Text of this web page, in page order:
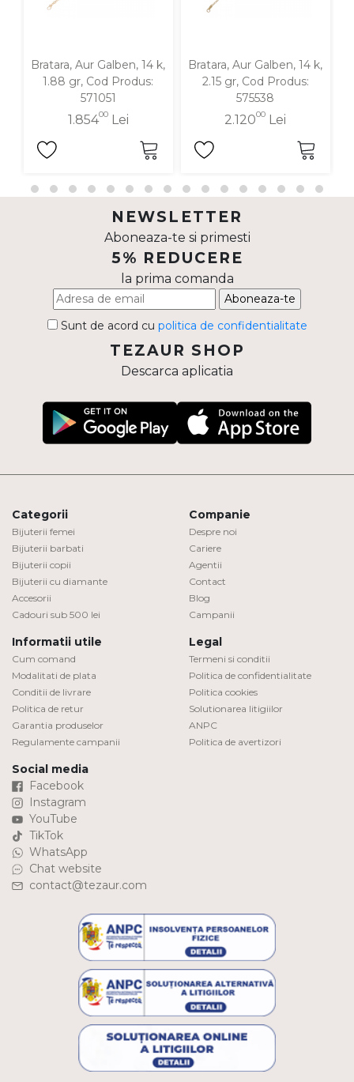
Bratara, Aur Galben, 14 k,
1.88 gr, Cod Produs:
571051
1.85400Lei
Bratara, Aur Galben, 14 k,
2.15 gr, Cod Produs:
575538
2.12000 Lei
NEWSLETTER
Aboneaza-te si primesti
5% REDUCERE
la prima comanda
Aboneaza-te
Sunt de acord cu politica de confidentialitate
TEZAUR SHOP
Descarca aplicatia
Categorii
Bijuterii femei
Bijuterii barbati
Bijuterii copii
Bijuterii cu diamante
Accesorii
Cadouri sub 500 lei
Companie
Despre noi
Cariere
Agentii
Contact
Blog
Campanii
Informatii utile
Cum comand
Modalitati de plata
Conditii de livrare
Politica de retur
Garantia produselor
Regulamente campanii
Legal
Termeni si conditii
Politica de confidentialitate
Politica cookies
Solutionarea litigiilor
ANPC
Politica de avertizori
Social media
Facebook
Instagram
YouTube
TikTok
WhatsApp
Chat website
contact@tezaur.com